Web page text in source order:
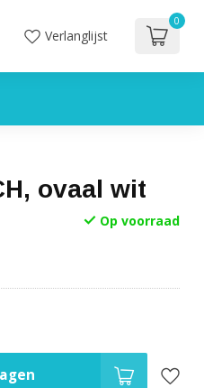
Verlanglijst
0
ovaal wit
Op voorraad